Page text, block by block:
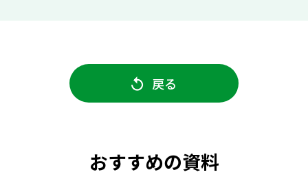
戻る
おすすめの資料